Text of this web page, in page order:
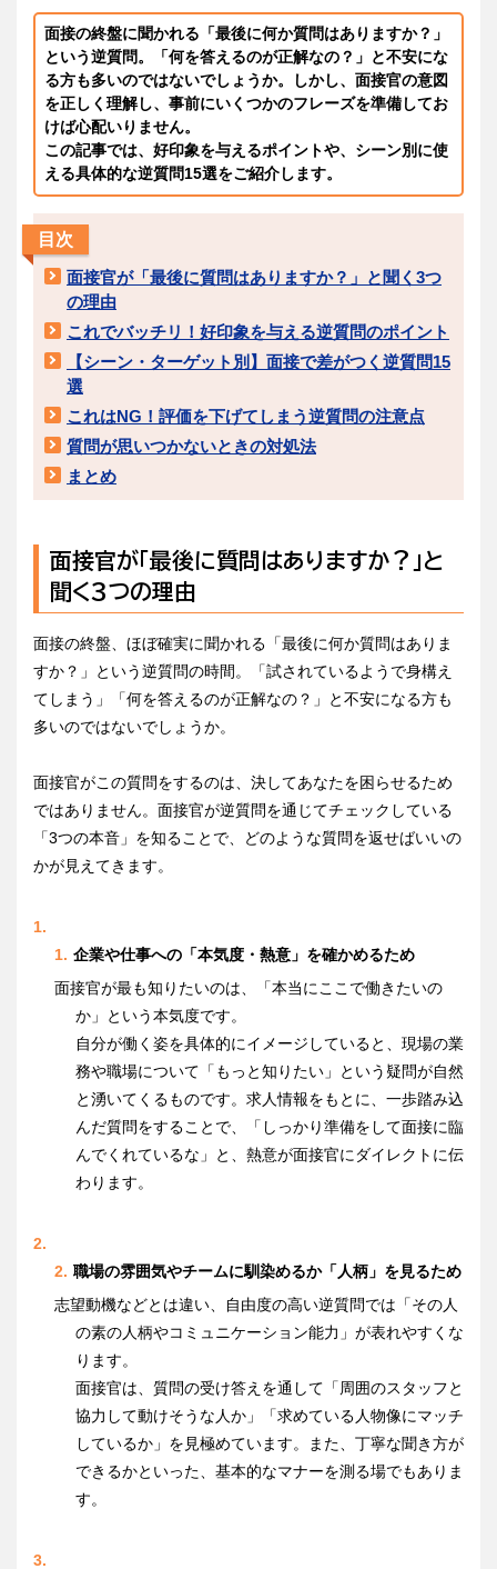
面接の終盤に聞かれる「最後に何か質問はありますか？」
という逆質問。「何を答えるのが正解なの？」と不安にな
る方も多いのではないでしょうか。しかし、面接官の意図
を正しく理解し、事前にいくつかのフレーズを準備してお
けば心配いりません。
この記事では、好印象を与えるポイントや、シーン別に使
える具体的な逆質問15選をご紹介します。
目次
面接官が「最後に質問はありますか？」と聞く3つ
の理由
これでバッチリ！好印象を与える逆質問のポイント
【シーン・ターゲット別】面接で差がつく逆質問15
選
これはNG！評価を下げてしまう逆質問の注意点
質問が思いつかないときの対処法
まとめ
面接官が「最後に質問はありますか？」と
聞く3つの理由
面接の終盤、ほぼ確実に聞かれる「最後に何か質問はありま
すか？」という逆質問の時間。「試されているようで身構え
てしまう」「何を答えるのが正解なの？」と不安になる方も
多いのではないでしょうか。
面接官がこの質問をするのは、決してあなたを困らせるため
ではありません。面接官が逆質問を通じてチェックしている
「3つの本音」を知ることで、どのような質問を返せばいいの
かが見えてきます。
企業や仕事への「本気度・熱意」を確かめるため
面接官が最も知りたいのは、「本当にここで働きたいの
か」という本気度です。
自分が働く姿を具体的にイメージしていると、現場の業
務や職場について「もっと知りたい」という疑問が自然
と湧いてくるものです。求人情報をもとに、一歩踏み込
んだ質問をすることで、「しっかり準備をして面接に臨
んでくれているな」と、熱意が面接官にダイレクトに伝
わります。
職場の雰囲気やチームに馴染めるか「人柄」を見るため
志望動機などとは違い、自由度の高い逆質問では「その人
の素の人柄やコミュニケーション能力」が表れやすくな
ります。
面接官は、質問の受け答えを通して「周囲のスタッフと
協力して動けそうな人か」「求めている人物像にマッチ
しているか」を見極めています。また、丁寧な聞き方が
できるかといった、基本的なマナーを測る場でもありま
す。